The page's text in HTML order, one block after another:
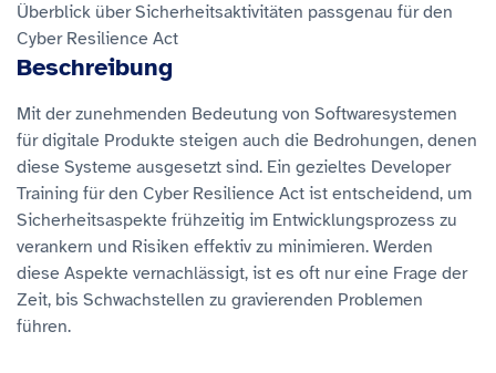
Überblick über Sicherheitsaktivitäten passgenau für den
Cyber Resilience Act
Beschreibung
Mit der zunehmenden Bedeutung von Softwaresystemen
für digitale Produkte steigen auch die Bedrohungen, denen
diese Systeme ausgesetzt sind. Ein gezieltes Developer
Training für den Cyber Resilience Act ist entscheidend, um
Sicherheitsaspekte frühzeitig im Entwicklungsprozess zu
verankern und Risiken effektiv zu minimieren. Werden
diese Aspekte vernachlässigt, ist es oft nur eine Frage der
Zeit, bis Schwachstellen zu gravierenden Problemen
führen.